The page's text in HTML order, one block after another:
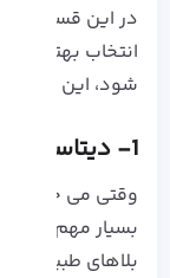
در این قسمت به
انتخاب بهترین
شود، این موارد
1- دیتاسنتری مصون از بلایای طبیعی
وقتی می خواهید
بسیار مهم است
بلاهای طبیعی